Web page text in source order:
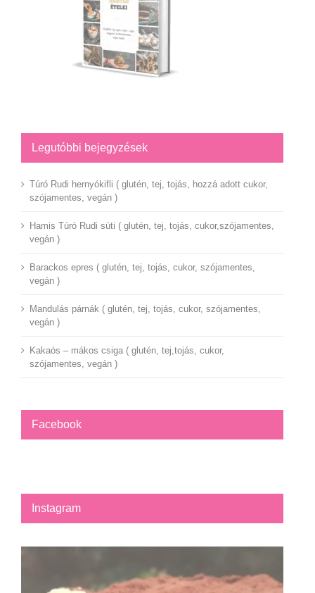
Legutóbbi bejegyzések
Túró Rudi hernyókifli ( glutén, tej, tojás, hozzá adott cukor,
szójamentes, vegán )
Hamis Túró Rudi süti ( glutén, tej, tojás, cukor,szójamentes,
vegán )
Barackos epres ( glutén, tej, tojás, cukor, szójamentes,
vegán )
Mandulás párnák ( glutén, tej, tojás, cukor, szójamentes,
vegán )
Kakaós – mákos csiga ( glutén, tej,tojás, cukor,
szójamentes, vegán )
Facebook
Instagram